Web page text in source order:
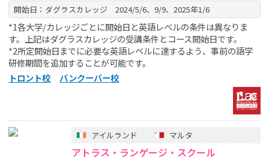
開始日：ダグラスカレッジ 2024/5/6、9/9、2025年1/6
*1各大学/カレッジごとに開始日と英語レベルの条件は異なりま
す。上記はダグラスカレッジの受講条件とコース開始日です。
*2所定開始日までに必要な英語レベルに達するよう、事前の語学
研修期間を追加することが可能です。
トロント校
バンクーバー校
アイルランド マルタ
アトラス・ランゲージ・スクール